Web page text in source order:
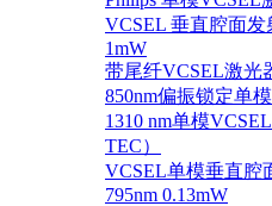
VCSEL 垂直腔面发
1mW
带尾纤VCSEL激光
850nm偏振锁定单
1310 nm单模
TEC）
VCSEL单模垂直腔
795nm 0.13mW